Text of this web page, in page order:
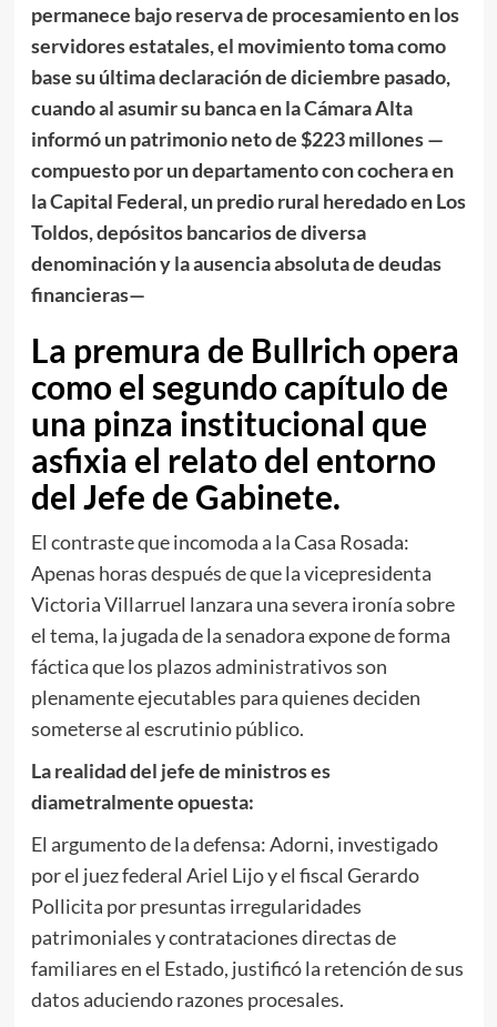
permanece bajo reserva de procesamiento en los
servidores estatales, el movimiento toma como
base su última declaración de diciembre pasado,
cuando al asumir su banca en la Cámara Alta
informó un patrimonio neto de $223 millones —
compuesto por un departamento con cochera en
la Capital Federal, un predio rural heredado en Los
Toldos, depósitos bancarios de diversa
denominación y la ausencia absoluta de deudas
financieras—
La premura de Bullrich opera
como el segundo capítulo de
una pinza institucional que
asfixia el relato del entorno
del Jefe de Gabinete.
El contraste que incomoda a la Casa Rosada:
Apenas horas después de que la vicepresidenta
Victoria Villarruel lanzara una severa ironía sobre
el tema, la jugada de la senadora expone de forma
fáctica que los plazos administrativos son
plenamente ejecutables para quienes deciden
someterse al escrutinio público.
La realidad del jefe de ministros es
diametralmente opuesta:
El argumento de la defensa: Adorni, investigado
por el juez federal Ariel Lijo y el fiscal Gerardo
Pollicita por presuntas irregularidades
patrimoniales y contrataciones directas de
familiares en el Estado, justificó la retención de sus
datos aduciendo razones procesales.